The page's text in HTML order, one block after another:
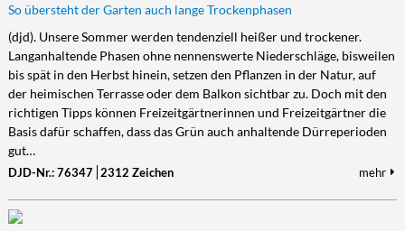
So übersteht der Garten auch lange Trockenphasen
(djd). Unsere Sommer werden tendenziell heißer und trockener.
Langanhaltende Phasen ohne nennenswerte Niederschläge, bisweilen
bis spät in den Herbst hinein, setzen den Pflanzen in der Natur, auf
der heimischen Terrasse oder dem Balkon sichtbar zu. Doch mit den
richtigen Tipps können Freizeitgärtnerinnen und Freizeitgärtner die
Basis dafür schaffen, dass das Grün auch anhaltende Dürreperioden
gut…
DJD-Nr.: 76347 2312 Zeichen mehr